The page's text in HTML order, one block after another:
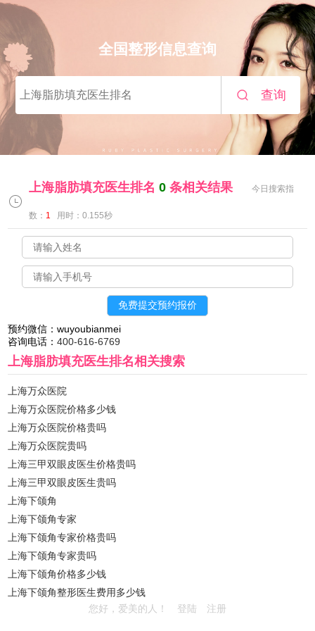
全国整形信息查询
查询
上海脂肪填充医生排名0 条相关结果 今日搜索指
数： 1 用时：0.155秒
预约微信：wuyoubianmei
咨询电话：400-616-6769
上海脂肪填充医生排名相关搜索
上海万众医院
上海万众医院价格多少钱
上海万众医院价格贵吗
上海万众医院贵吗
上海三甲双眼皮医生价格贵吗
上海三甲双眼皮医生贵吗
上海下颌角
上海下颌角专家
上海下颌角专家价格贵吗
上海下颌角专家贵吗
上海下颌角价格多少钱
上海下颌角整形医生费用多少钱
您好，爱美的人！ 登陆 注册